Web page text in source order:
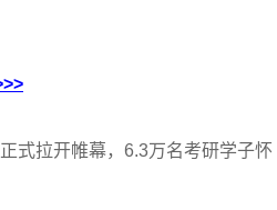
拉开帷幕，6.3万名考研学子怀